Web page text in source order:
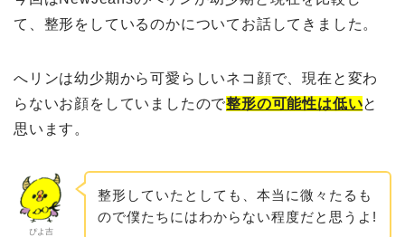
て、整形をしているのかについてお話してきました。
へリンは幼少期から可愛らしいネコ顔で、現在と変わ
らないお顔をしていましたので整形の可能性は低いと
思います。
ぴよ吉
整形していたとしても、本当に微々たるも
ので僕たちにはわからない程度だと思うよ!